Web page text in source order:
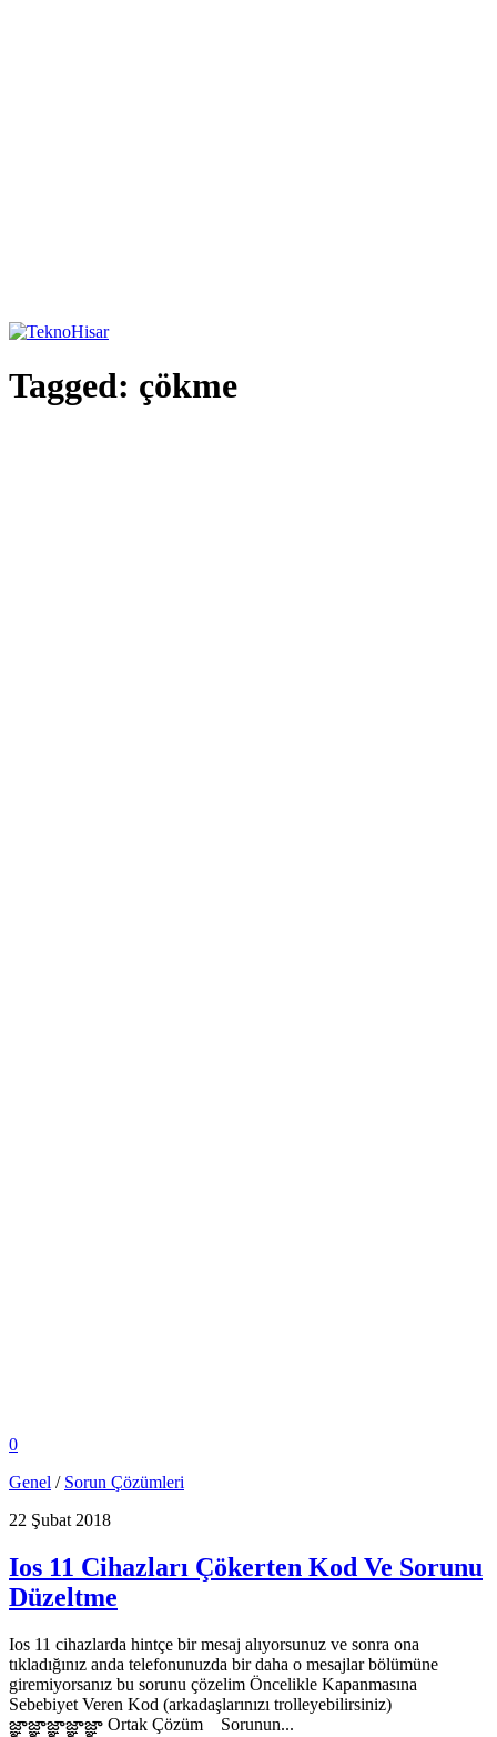
Tagged: çökme
0
Genel / Sorun Çözümleri
22 Şubat 2018
Ios 11 Cihazları Çökerten Kod Ve Sorunu
Düzeltme
Ios 11 cihazlarda hintçe bir mesaj alıyorsunuz ve sonra ona
tıkladığınız anda telefonunuzda bir daha o mesajlar bölümüne
giremiyorsanız bu sorunu çözelim Öncelikle Kapanmasına
Sebebiyet Veren Kod (arkadaşlarınızı trolleyebilirsiniz)
జ్ఞాజ్ఞాజ్ఞాజ్ఞాజ్ఞా Ortak Çözüm Sorunun...